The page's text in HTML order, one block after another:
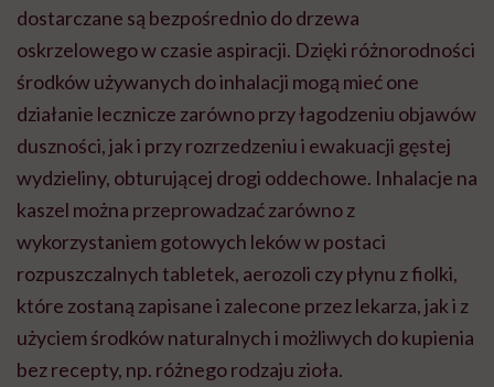
dostarczane są bezpośrednio do drzewa
oskrzelowego w czasie aspiracji. Dzięki różnorodności
środków używanych do inhalacji mogą mieć one
działanie lecznicze zarówno przy łagodzeniu objawów
duszności, jak i przy rozrzedzeniu i ewakuacji gęstej
wydzieliny, obturującej drogi oddechowe. Inhalacje na
kaszel można przeprowadzać zarówno z
wykorzystaniem gotowych leków w postaci
rozpuszczalnych tabletek, aerozoli czy płynu z fiolki,
które zostaną zapisane i zalecone przez lekarza, jak i z
użyciem środków naturalnych i możliwych do kupienia
bez recepty, np. różnego rodzaju zioła.